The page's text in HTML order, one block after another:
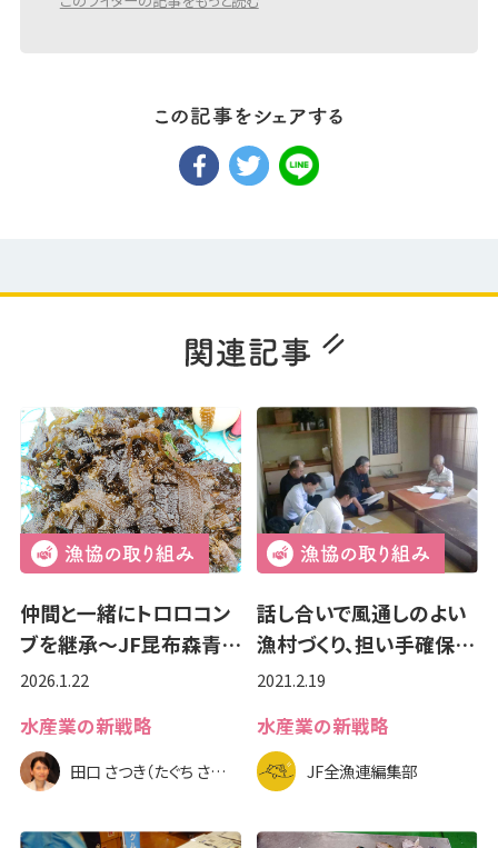
仲間と一緒にトロロコン
ブを継承～JF昆布森青…
2026.1.22
水産業の新戦略
田口 さつき（たぐち さつき）
話し合いで風通しのよい
漁村づくり、担い手確保…
2021.2.19
水産業の新戦略
JF全漁連編集部